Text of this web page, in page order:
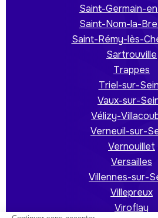
Saint-Germain-
Saint-Nom-la-
Saint-Rémy-lès-
Sartrouville
Trappes
Triel-sur-
Vaux-sur-
Vélizy-
Verneuil-sur-
Vernouillet
Versailles
Villennes-sur-
Villepreux
Viroflay